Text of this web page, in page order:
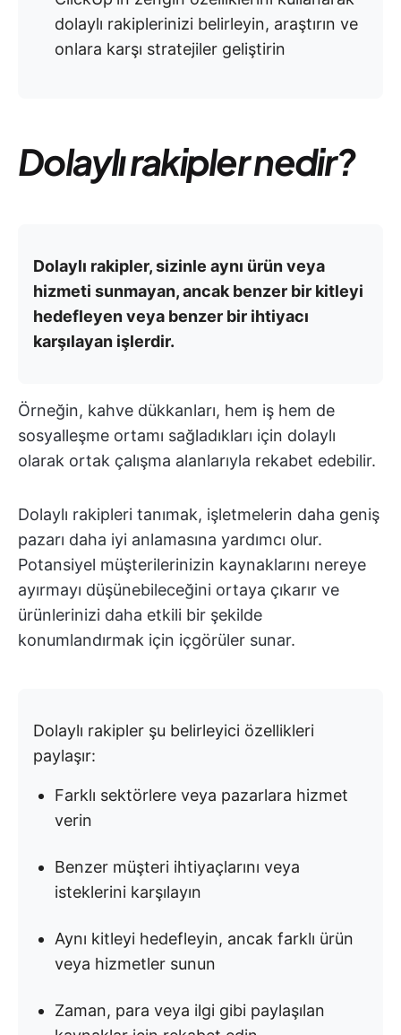
dolaylı rakiplerinizi belirleyin, araştırın ve
onlara karşı stratejiler geliştirin
Dolaylı rakipler nedir?
Dolaylı rakipler, sizinle aynı ürün veya
hizmeti sunmayan, ancak benzer bir kitleyi
hedefleyen veya benzer bir ihtiyacı
karşılayan işlerdir.
Örneğin, kahve dükkanları, hem iş hem de
sosyalleşme ortamı sağladıkları için dolaylı
olarak ortak çalışma alanlarıyla rekabet edebilir.
Dolaylı rakipleri tanımak, işletmelerin daha geniş
pazarı daha iyi anlamasına yardımcı olur.
Potansiyel müşterilerinizin kaynaklarını nereye
ayırmayı düşünebileceğini ortaya çıkarır ve
ürünlerinizi daha etkili bir şekilde
konumlandırmak için içgörüler sunar.
Dolaylı rakipler şu belirleyici özellikleri
paylaşır:
Farklı sektörlere veya pazarlara hizmet
verin
Benzer müşteri ihtiyaçlarını veya
isteklerini karşılayın
Aynı kitleyi hedefleyin, ancak farklı ürün
veya hizmetler sunun
Zaman, para veya ilgi gibi paylaşılan